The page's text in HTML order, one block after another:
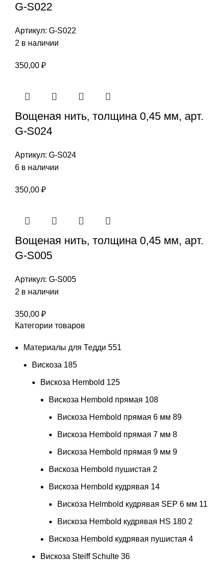
G-S022
Артикул: G-S022
2 в наличии
350,00 ₽
Вощеная нить, толщина 0,45 мм, арт.
G-S024
Артикул: G-S024
6 в наличии
350,00 ₽
Вощеная нить, толщина 0,45 мм, арт.
G-S005
Артикул: G-S005
2 в наличии
350,00 ₽
Категории товаров
Материалы для Тедди 551
Вискоза 185
Вискоза Hembold 125
Вискоза Hembold прямая 108
Вискоза Hembold прямая 6 мм 89
Вискоза Hembold прямая 7 мм 8
Вискоза Hembold прямая 9 мм 9
Вискоза Hembold пушистая 2
Вискоза Hembold кудрявая 14
Вискоза Helmbold кудрявая SEP 6 мм 11
Вискоза Hembold кудрявая HS 180 2
Вискоза Hembold кудрявая пушистая 4
Вискоза Steiff Schulte 36